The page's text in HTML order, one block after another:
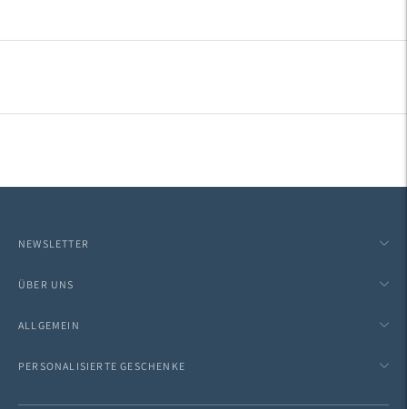
NEWSLETTER
ÜBER UNS
ALLGEMEIN
PERSONALISIERTE GESCHENKE